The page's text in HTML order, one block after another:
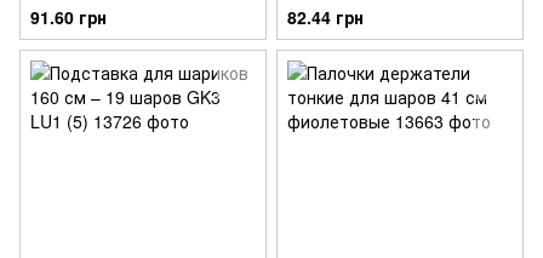
7 шаров)
91.60 грн 82.44 грн